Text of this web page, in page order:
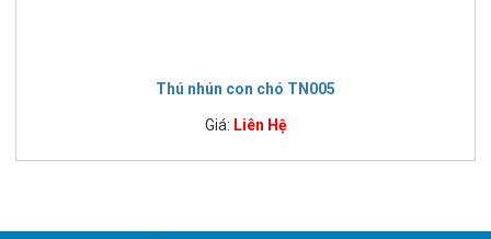
Thú nhún con chó TN005
Giá: Liên Hệ